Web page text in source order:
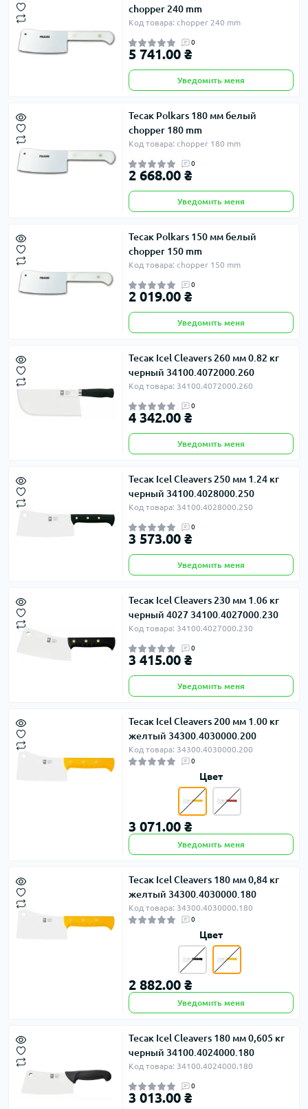
chopper 240 mm
Код товара: chopper 240 mm
0
5 741.00 ₴
Уведомить меня
Тесак Polkars 180 мм белый
chopper 180 mm
Код товара: chopper 180 mm
0
2 668.00 ₴
Уведомить меня
Тесак Polkars 150 мм белый
chopper 150 mm
Код товара: chopper 150 mm
0
2 019.00 ₴
Уведомить меня
Тесак Icel Cleavers 260 мм 0.82 кг
черный 34100.4072000.260
Код товара: 34100.4072000.260
0
4 342.00 ₴
Уведомить меня
Тесак Icel Cleavers 250 мм 1.24 кг
черный 34100.4028000.250
Код товара: 34100.4028000.250
0
3 573.00 ₴
Уведомить меня
Тесак Icel Cleavers 230 мм 1.06 кг
черный 4027 34100.4027000.230
Код товара: 34100.4027000.230
0
3 415.00 ₴
Уведомить меня
Тесак Icel Cleavers 200 мм 1.00 кг
желтый 34300.4030000.200
Код товара: 34300.4030000.200
0
Цвет
3 071.00 ₴
Уведомить меня
Тесак Icel Cleavers 180 мм 0,84 кг
желтый 34300.4030000.180
Код товара: 34300.4030000.180
0
Цвет
2 882.00 ₴
Уведомить меня
Тесак Icel Cleavers 180 мм 0,605 кг
черный 34100.4024000.180
Код товара: 34100.4024000.180
0
3 013.00 ₴